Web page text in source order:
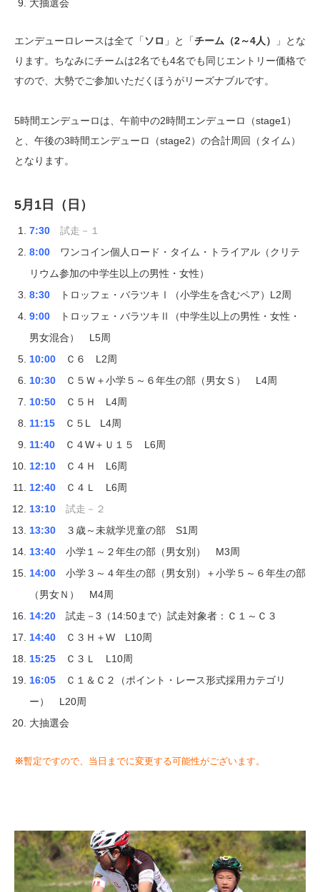
大抽選会
エンデューロレースは全て「ソロ 」と「チーム（2～4人）
」とな
ります。ちなみにチームは2名でも4名でも同じエントリー価格で
すので、大勢でご参加いただくほうがリーズナブルです。
5時間エンデューロは、午前中の2時間エンデューロ（stage1）
と、午後の3時間エンデューロ（stage2）の合計周回（タイム）
となります。
5月1日（日）
7:30
試走－１
8:00 ワンコイン個人ロード・タイム・トライアル（クリテ
リウム参加の中学生以上の男性・女性）
8:30 トロッフェ・バラツキⅠ（小学生を含むペア）L2周
9:00 トロッフェ・バラツキⅡ（中学生以上の男性・女性・
男女混合） L5周
10:00 Ｃ６ L2周
10:30 Ｃ５Ｗ＋小学５～６年生の部（男女Ｓ） L4周
10:50 Ｃ５Ｈ L4周
11:15 Ｃ５L L4周
11:40 Ｃ４W＋Ｕ１５ L6周
12:10
Ｃ４Ｈ L6周
12:40 Ｃ４Ｌ L6周
13:10
試走－２
13:30 ３歳～未就学児童の部 S1周
13:40 小学１～２年生の部（男女別） M3周
14:00 小学３～４年生の部（男女別）＋小学５～６年生の部
（男女Ｎ） M4周
14:20 試走－3（14:50まで）試走対象者：Ｃ１～Ｃ３
14:40 Ｃ３Ｈ＋W L10周
15:25 Ｃ３Ｌ L10周
16:05 Ｃ１＆Ｃ２（ポイント・レース形式採用カテゴリ
ー） L20周
大抽選会
※暫定ですので、当日までに変更する可能性がございます。